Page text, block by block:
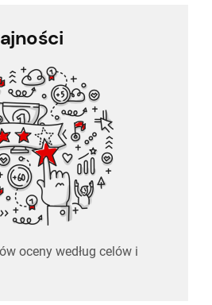
oceny według celów i
oceny według celów i